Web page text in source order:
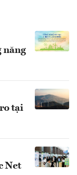
năng
tại
Net